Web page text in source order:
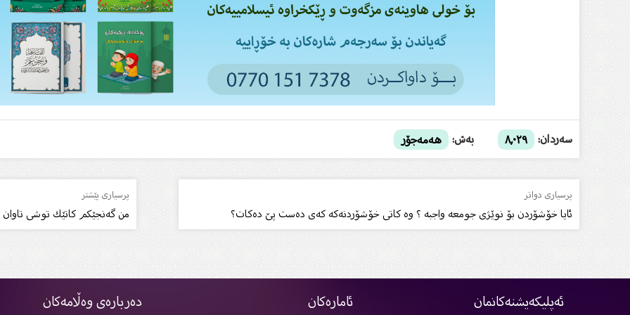
سەردان: ٨,٠٢٩ بەش: هەمەجۆر
پرسیاری دواتر
ئایا خۆشۆردن بۆ نوێژی جومعە واجبە ؟ وه كاتی خۆشۆردنەکە كەی دەست پێ‌ دەكات؟
پرسیاری پێشتر
من گەنجێكم كاتێك توشی
ئەپلیکەیشنەکانمان ئامارەکان دەربارەی وەڵامەکان